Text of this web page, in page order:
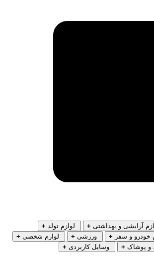
آرایشی و بهداشتی + لوازم تولد +
خودرو و سفر + ورزشی + لوازم شخصی +
و پوشاک + وسایل کاربردی +